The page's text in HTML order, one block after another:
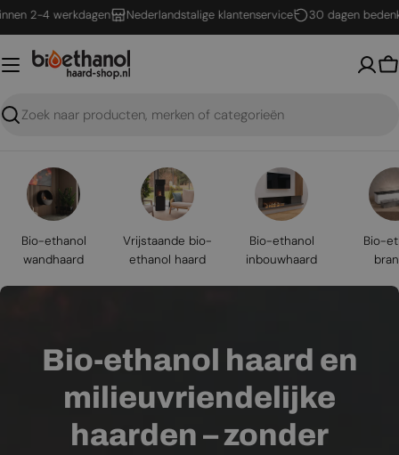
Ga
naar
inhoud
werkdagen Nederlandstalige klantenservice 30 dagen bedenktijd
Zoeken
Bio-ethanol
wandhaard
Vrijstaande bio-
ethanol haard
Bio-ethanol
inbouwhaard
Bio-
Bio-ethanol haard en
milieuvriendelijke
haarden – zonder